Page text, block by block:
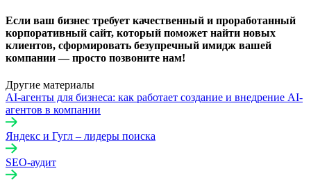
Если ваш бизнес требует качественный и проработанный
корпоративный сайт, который поможет найти новых
клиентов, сформировать безупречный имидж вашей
компании — просто позвоните нам!
Другие материалы
AI-агенты для бизнеса: как работает создание и внедрение AI-
агентов в компании
Яндекс и Гугл – лидеры поиска
SEO-аудит